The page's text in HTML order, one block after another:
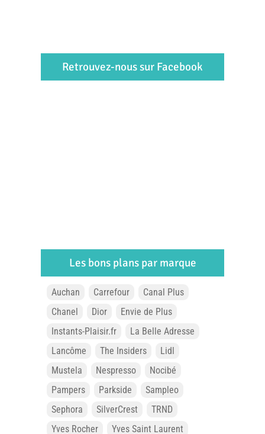
Retrouvez-nous sur Facebook
Les bons plans par marque
Auchan Carrefour
Canal Plus
Chanel
Dior
Envie de Plus
Instants-Plaisir.fr
La Belle Adresse
Lancôme
The Insiders
Lidl
Mustela
Nespresso
Nocibé
Pampers
Parkside
Sampleo
Sephora
SilverCrest
TRND
Yves Rocher
Yves Saint Laurent